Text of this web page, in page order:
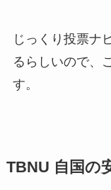
じっくり投票ナ
るらしいので、
す。
TBNU 自国の